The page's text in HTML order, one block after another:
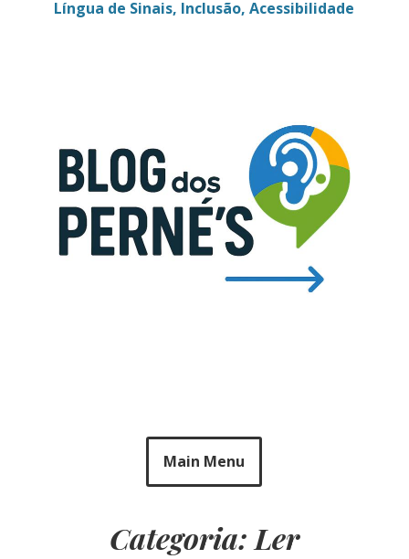
Língua de Sinais, Inclusão, Acessibilidade
Main Menu
Categoria: Ler